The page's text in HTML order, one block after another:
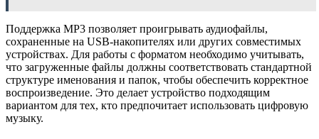
Поддержка MP3 позволяет проигрывать аудиофайлы,
сохраненные на USB-накопителях или других совместимых
устройствах. Для работы с форматом необходимо учитывать,
что загруженные файлы должны соответствовать стандартной
структуре именования и папок, чтобы обеспечить корректное
воспроизведение. Это делает устройство подходящим
вариантом для тех, кто предпочитает использовать цифровую
музыку.